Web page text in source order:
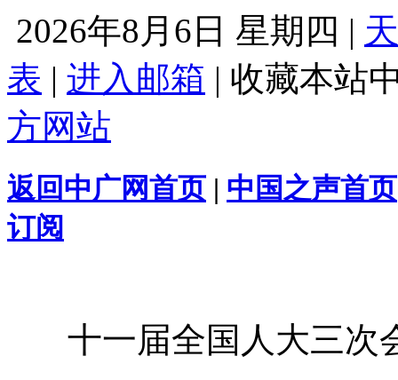
2026年8月6日 星期四 |
表 | 进入邮箱 | 收藏本站
方网站
返回中广网首页 | 中国之声首页
订阅
十一届全国人大三次